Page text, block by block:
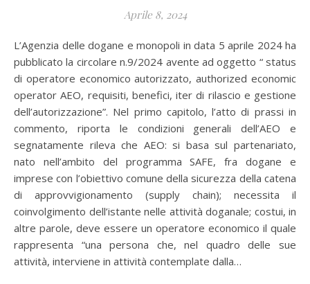
Aprile 8, 2024
L’Agenzia delle dogane e monopoli in data 5 aprile 2024 ha
pubblicato la circolare n.9/2024 avente ad oggetto “ status
di operatore economico autorizzato, authorized economic
operator AEO, requisiti, benefici, iter di rilascio e gestione
dell’autorizzazione”. Nel primo capitolo, l’atto di prassi in
commento, riporta le condizioni generali dell’AEO e
segnatamente rileva che AEO: si basa sul partenariato,
nato nell’ambito del programma SAFE, fra dogane e
imprese con l’obiettivo comune della sicurezza della catena
di approvvigionamento (supply chain); necessita il
coinvolgimento dell’istante nelle attività doganale; costui, in
altre parole, deve essere un operatore economico il quale
rappresenta “una persona che, nel quadro delle sue
attività, interviene in attività contemplate dalla…